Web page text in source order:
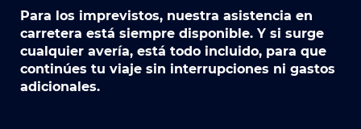
Para los imprevistos, nuestra asistencia en
carretera está siempre disponible. Y si surge
cualquier avería, está todo incluido, para que
continúes tu viaje sin interrupciones ni gastos
adicionales.